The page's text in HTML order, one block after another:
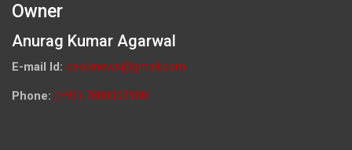
Owner
Anurag Kumar Agarwal
E-mail Id: ceo.knews@gmail.com
Phone: (+91) 7800009900